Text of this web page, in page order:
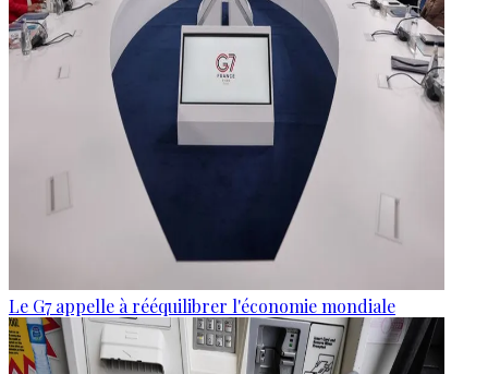
Le G7 appelle à rééquilibrer l'économie mondiale